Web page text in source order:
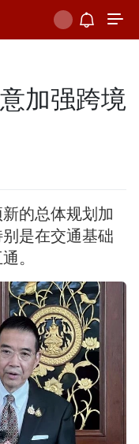
加强跨境
的总体规划加
是在交通基础
。